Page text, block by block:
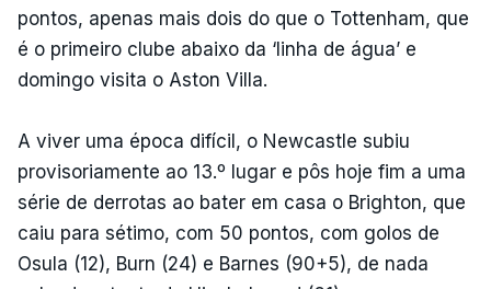
pontos, apenas mais dois do que o Tottenham, que
é o primeiro clube abaixo da ‘linha de água’ e
domingo visita o Aston Villa.
A viver uma época difícil, o Newcastle subiu
provisoriamente ao 13.º lugar e pôs hoje fim a uma
série de derrotas ao bater em casa o Brighton, que
caiu para sétimo, com 50 pontos, com golos de
Osula (12), Burn (24) e Barnes (90+5), de nada